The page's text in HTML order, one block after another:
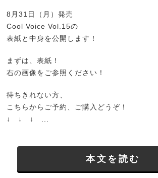
8月31日（月）発売
Cool Voice Vol.15の
表紙と中身を公開します！
まずは、表紙！
右の画像をご参照ください！
待ちきれない方、
こちらからご予約、ご購入どうぞ！
↓ ↓ ↓ ...
本文を読む